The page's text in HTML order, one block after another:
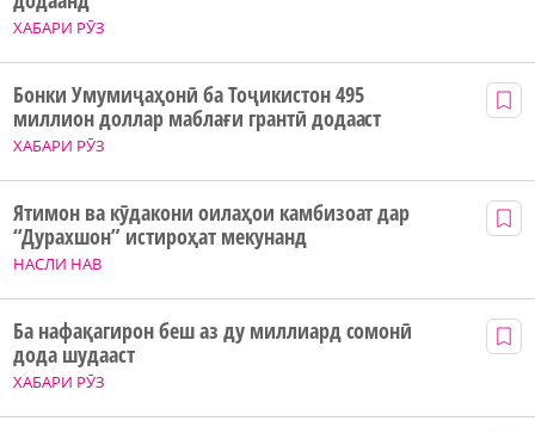
ХАБАРИ РӮЗ
ХАБАРИ РӮЗ
Бонки Умумиҷаҳонӣ ба Тоҷикистон 495
миллион доллар маблағи грантӣ додааст
НАСЛИ НАВ
Ятимон ва кӯдакони оилаҳои камбизоат дар
“Дурахшон” истироҳат мекунанд
ХАБАРИ РӮЗ
Ба нафақагирон беш аз ду миллиард сомонӣ
дода шудааст